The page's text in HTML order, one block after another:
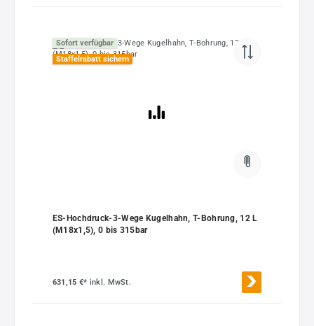
Sofort verfügbar
Staffelrabatt sichern
ES-Hochdruck-3-Wege Kugelhahn, T-Bohrung, 12 L
(M18x1,5), 0 bis 315bar
631,15 €* inkl. MwSt.